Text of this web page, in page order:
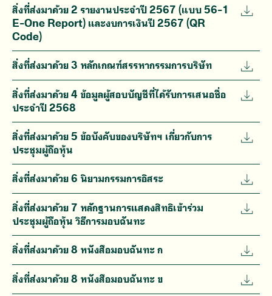
สิ่งที่ส่งมาด้วย 2 รายงานประจำปี 2567 (แบบ 56-1
E-One Report) และงบการเงินปี 2567 (QR
Code)
สิ่งที่ส่งมาด้วย 3 หลักเกณฑ์สรรหากรรมการบริษัท
สิ่งที่ส่งมาด้วย 4 ข้อมูลผู้สอบบัญชีที่ได้รับการเสนอชื่อ
ประจำปี 2568
สิ่งที่ส่งมาด้วย 5 ข้อบังคับของบริษัทฯ เกี่ยวกับการ
ประชุมผู้ถือหุ้น
สิ่งที่ส่งมาด้วย 6 นิยามกรรมการอิสระ
สิ่งที่ส่งมาด้วย 7 หลักฐานการแสดงสิทธิเข้าร่วม
ประชุมผู้ถือหุ้น วิธีการมอบฉันทะ
สิ่งที่ส่งมาด้วย 8 หนังสือมอบฉันทะ ก
สิ่งที่ส่งมาด้วย 8 หนังสือมอบฉันทะ ข